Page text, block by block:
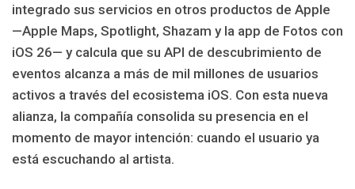
integrado sus servicios en otros productos de Apple
—Apple Maps, Spotlight, Shazam y la app de Fotos con
iOS 26— y calcula que su API de descubrimiento de
eventos alcanza a más de mil millones de usuarios
activos a través del ecosistema iOS. Con esta nueva
alianza, la compañía consolida su presencia en el
momento de mayor intención: cuando el usuario ya
está escuchando al artista.